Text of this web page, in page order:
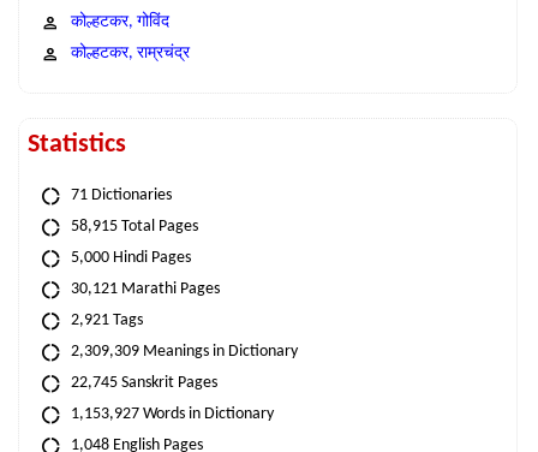
कोल्हटकर, गोविंद
कोल्हटकर, राम्रचंद्र
Statistics
71 Dictionaries
58,915 Total Pages
5,000 Hindi Pages
30,121 Marathi Pages
2,921 Tags
2,309,309 Meanings in Dictionary
22,745 Sanskrit Pages
1,153,927 Words in Dictionary
1,048 English Pages